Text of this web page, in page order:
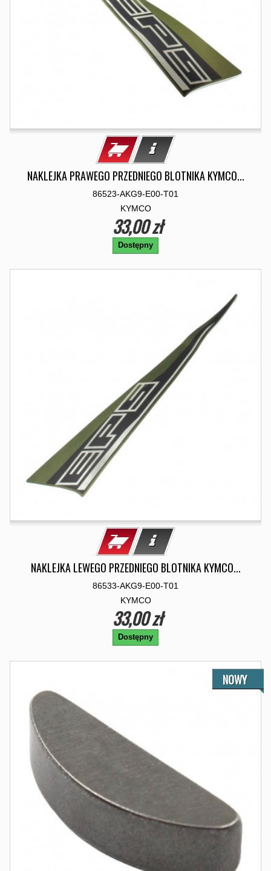
NAKLEJKA PRAWEGO PRZEDNIEGO BLOTNIKA KYMCO...
86523-AKG9-E00-T01
KYMCO
33,00 zł
Dostępny
NAKLEJKA LEWEGO PRZEDNIEGO BLOTNIKA KYMCO...
86533-AKG9-E00-T01
KYMCO
33,00 zł
Dostępny
NOWY